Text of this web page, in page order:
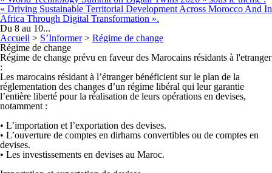
« Driving Sustainable Territorial Development Across Morocco And In
Africa Through Digital Transformation ».
Du 8 au 10...
Accueil > S’Informer > Régime de change
Régime de change
Régime de change prévu en faveur des Marocains résidants à l'etranger
:
Les marocains résidant à l’étranger bénéficient sur le plan de la
réglementation des changes d’un régime libéral qui leur garantie
l’entière liberté pour la réalisation de leurs opérations en devises,
notamment :
• L’importation et l’exportation des devises.
• L’ouverture de comptes en dirhams convertibles ou de comptes en
devises.
• Les investissements en devises au Maroc.